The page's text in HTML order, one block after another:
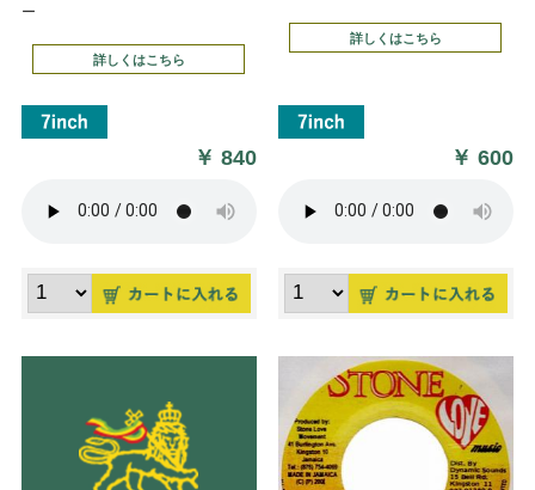
ー
詳しくはこちら
￥840
詳しくはこちら
￥600